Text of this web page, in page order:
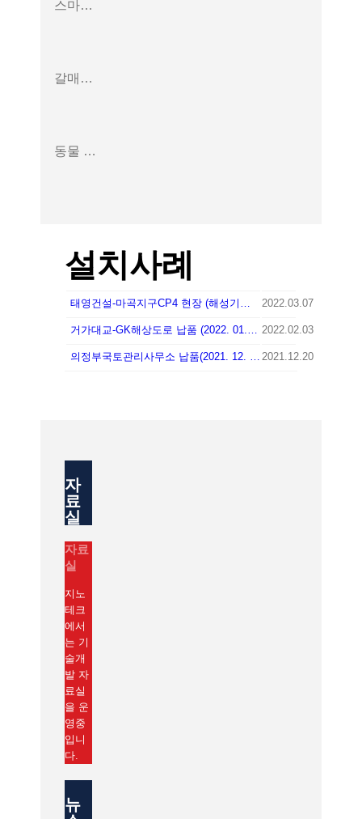
스마트 안전로봇
갈매기 표지판 끼루기
동물 퇴치기
설치사례
2022.03.07
2022.02.03
2021.12.20
자
료
실
자료
실
지노
테크
에서
는 기
술개
발 자
료실
을 운
영중
입니
다.
뉴